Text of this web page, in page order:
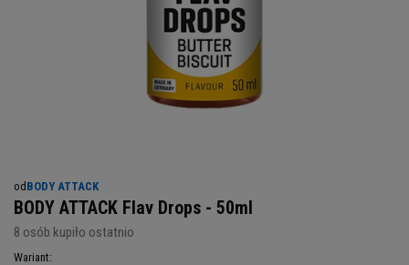
od BODY ATTACK
BODY ATTACK Flav Drops - 50ml
8 osób kupiło ostatnio
Wariant